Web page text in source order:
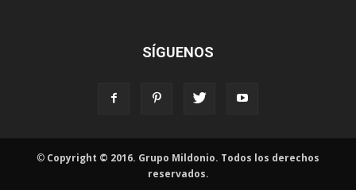
SÍGUENOS
© Copyright © 2016. Grupo Mildonio. Todos los derechos
reservados.